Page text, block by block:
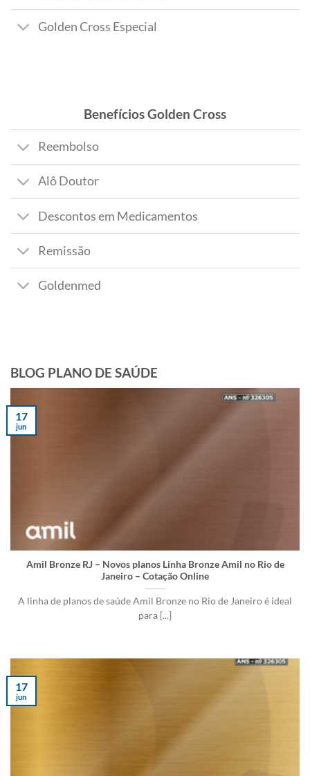
Golden Cross Especial
Benefícios Golden Cross
Reembolso
Alô Doutor
Descontos em Medicamentos
Remissão
Goldenmed
BLOG PLANO DE SAÚDE
Amil Bronze RJ – Novos planos Linha Bronze Amil no Rio de
Janeiro – Cotação Online
A linha de planos de saúde Amil Bronze no Rio de Janeiro é ideal
para [...]
17
jun
17
jun